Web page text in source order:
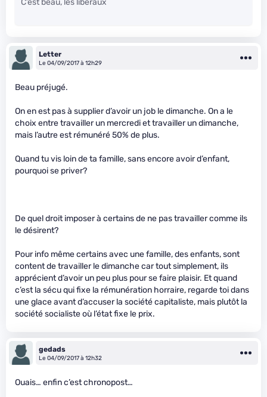
C’est beau, les liberaux
Letter
Le 04/09/2017 à 12h29
Beau préjugé.
On en est pas à supplier d’avoir un job le dimanche. On a le
choix entre travailler un mercredi et travailler un dimanche,
mais l’autre est rémunéré 50% de plus.
Quand tu vis loin de ta famille, sans encore avoir d’enfant,
pourquoi se priver?
De quel droit imposer à certains de ne pas travailler comme ils
le désirent?
Pour info même certains avec une famille, des enfants, sont
content de travailler le dimanche car tout simplement, ils
apprécient d’avoir un peu plus pour se faire plaisir. Et quand
c’est la sécu qui fixe la rémunération horraire, regarde toi dans
une glace avant d’accuser la société capitaliste, mais plutôt la
société socialiste où l’état fixe le prix.
gedads
Le 04/09/2017 à 12h32
Ouais… enfin c’est chronopost…